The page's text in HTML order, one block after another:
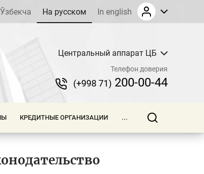
Ўзбекча На русском In english
Центральный аппарат ЦБ
Телефон доверия
(+998 71) 200-00-44
КРЕДИТНЫЕ ОРГАНИЗАЦИИ ...